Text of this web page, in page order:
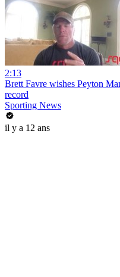
2:13
Brett Favre wishes Peyton
record
Sporting News
il y a 12 ans